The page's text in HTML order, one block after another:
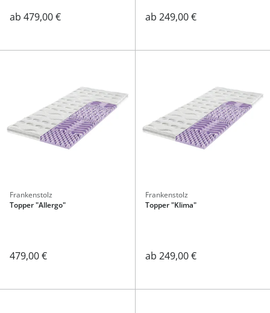
ab 479,00 € ab 249,00 €
Frankenstolz
Topper "Allergo"
479,00 €
Frankenstolz
Topper "Klima"
ab 249,00 €